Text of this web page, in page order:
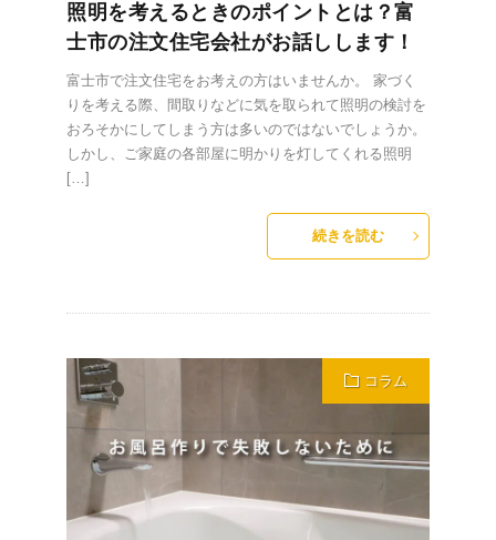
照明を考えるときのポイントとは？富
士市の注文住宅会社がお話しします！
富士市で注文住宅をお考えの方はいませんか。 家づく
りを考える際、間取りなどに気を取られて照明の検討を
おろそかにしてしまう方は多いのではないでしょうか。
しかし、ご家庭の各部屋に明かりを灯してくれる照明
[…]
続きを読む
コラム